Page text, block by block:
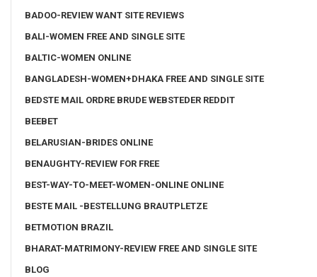
BADOO-REVIEW WANT SITE REVIEWS
BALI-WOMEN FREE AND SINGLE SITE
BALTIC-WOMEN ONLINE
BANGLADESH-WOMEN+DHAKA FREE AND SINGLE SITE
BEDSTE MAIL ORDRE BRUDE WEBSTEDER REDDIT
BEEBET
BELARUSIAN-BRIDES ONLINE
BENAUGHTY-REVIEW FOR FREE
BEST-WAY-TO-MEET-WOMEN-ONLINE ONLINE
BESTE MAIL -BESTELLUNG BRAUTPLETZE
BETMOTION BRAZIL
BHARAT-MATRIMONY-REVIEW FREE AND SINGLE SITE
BLOG